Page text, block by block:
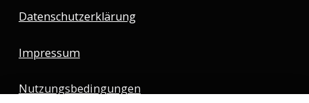
Datenschutzerklärung
Impressum
Nutzungsbedingungen